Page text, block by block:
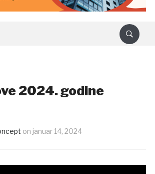
2024. godine
on januar 14, 2024